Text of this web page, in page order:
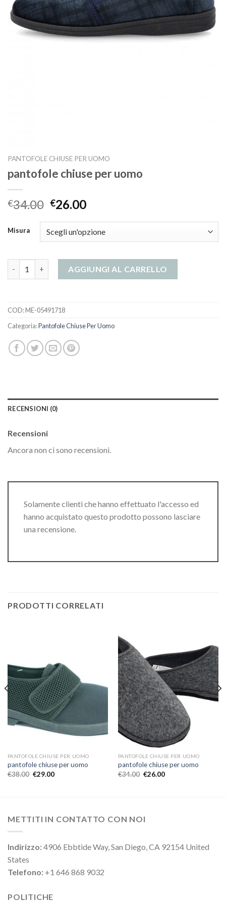
PANTOFOLE CHIUSE PER UOMO
pantofole chiuse per uomo
€34.00 €26.00
Misura
AGGIUNGI AL CARRELLO
COD:ME-05491718
Categoria:Pantofole Chiuse Per Uomo
RECENSIONI (0)
Recensioni
Ancora non ci sono recensioni.
Solamente clienti che hanno effettuato l'accesso ed
hanno acquistato questo prodotto possono lasciare
una recensione.
PRODOTTI CORRELATI
PANTOFOLE CHIUSE PER UOMO
pantofole chiuse per uomo
€38.00 €29.00
PANTOFOLE CHIUSE PER UOMO
pantofole chiuse per uomo
€34.00 €26.00
METTITI IN CONTATTO CON NOI
Indirizzo:4906 Ebbtide Way, San Diego, CA 92154 United
States
Telefono: +1 646 868 9032
POLITICHE